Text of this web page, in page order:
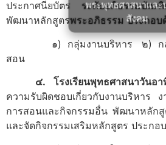
พระพุทธศาสนาและ
สังคม
ประกาศนียบัตร ระดับอภิธรรมบัณฑิ
พัฒนาหลักสูตรพระอภิธรรม ประกอบ
๑) กลุ่มงานบริหาร ๒) กลุ่มง
สอน
๔. โรงเรียนพุทธศาสนาวันอา
ความรับผิดชอบเกี่ยวกับงานบริหาร
การสอนและกิจกรรมอื่น พัฒนาหลักสู
และจัดกิจกรรมเสริมหลักสูตร ประก